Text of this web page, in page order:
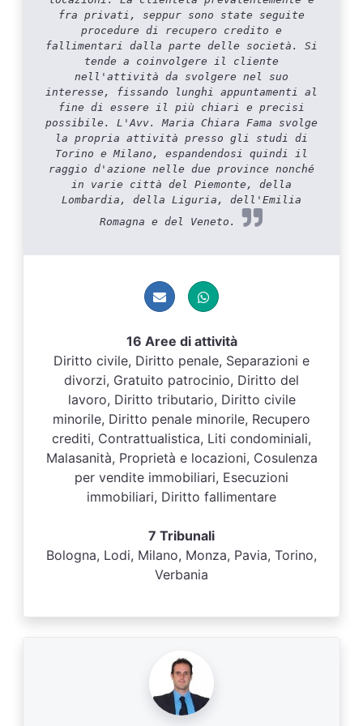
fra privati, seppur sono state seguite
procedure di recupero credito e
fallimentari dalla parte delle società. Si
tende a coinvolgere il cliente
nell'attività da svolgere nel suo
interesse, fissando lunghi appuntamenti al
fine di essere il più chiari e precisi
possibile. L'Avv. Maria Chiara Fama svolge
la propria attività presso gli studi di
Torino e Milano, espandendosi quindi il
raggio d'azione nelle due province nonché
in varie città del Piemonte, della
Lombardia, della Liguria, dell'Emilia
Romagna e del Veneto.
16 Aree di attività
Diritto civile, Diritto penale, Separazioni e
divorzi, Gratuito patrocinio, Diritto del
lavoro, Diritto tributario, Diritto civile
minorile, Diritto penale minorile, Recupero
crediti, Contrattualistica, Liti condominiali,
Malasanità, Proprietà e locazioni, Cosulenza
per vendite immobiliari, Esecuzioni
immobiliari, Diritto fallimentare
7 Tribunali
Bologna, Lodi, Milano, Monza, Pavia, Torino,
Verbania